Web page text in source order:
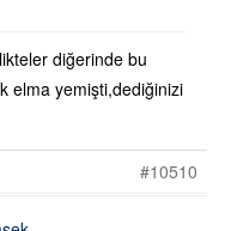
diğerinde bu
elma yemişti,dediğinizi
#10510